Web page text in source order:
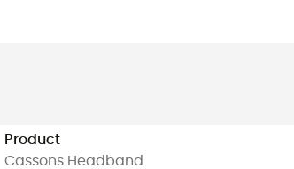
Product
Cassons Headband